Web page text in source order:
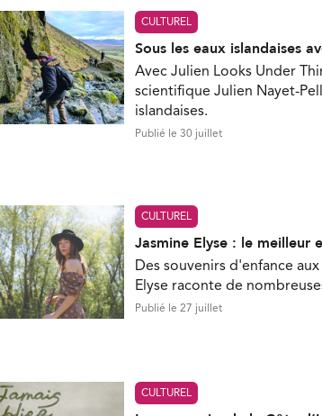
CULTUREL
Sous les eaux islandaises
Avec Julien Looks Under
scientifique Julien Nayet-
islandaises.
Publié le 30 juillet
CULTUREL
Jasmine Elyse : le meilleur
Des souvenirs d'enfance
Elyse raconte de
Publié le 27 juillet
CULTUREL